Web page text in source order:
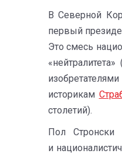
В Северной
первый
Это смесь
историкам
столетий).
Пол Стронски
и